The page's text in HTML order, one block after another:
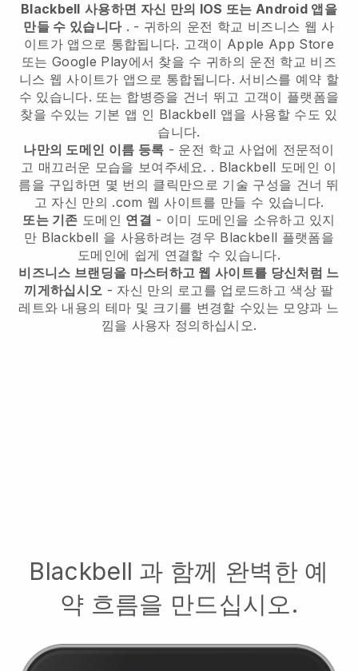
Blackbell 사용하면 자신 만의 IOS 또는 Android 앱을
만들 수 있습니다. - 귀하의 운전 학교 비즈니스 웹 사
이트가 앱으로 통합됩니다. 고객이 Apple App Store
또는 Google Play에서 찾을 수 귀하의 운전 학교 비즈
니스 웹 사이트가 앱으로 통합됩니다. 서비스를 예약 할
수 있습니다. 또는 합병증을 건너 뛰고 고객이 플랫폼을
찾을 수있는 기본 앱 인 Blackbell 앱을 사용할 수도 있
습니다.
나만의 도메인 이름 등록 - 운전 학교 사업에 전문적이
고 매끄러운 모습을 보여주세요. . Blackbell 도메인 이
름을 구입하면 몇 번의 클릭만으로 기술 구성을 건너 뛰
고 자신 만의 .com 웹 사이트를 만들 수 있습니다.
또는 기존 도메인 연결 - 이미 도메인을 소유하고 있지
만 Blackbell 을 사용하려는 경우 Blackbell 플랫폼을
도메인에 쉽게 연결할 수 있습니다.
비즈니스 브랜딩을 마스터하고 웹 사이트를 당신처럼 느
끼게하십시오 - 자신 만의 로고를 업로드하고 색상 팔
레트와 내용의 테마 및 크기를 변경할 수있는 모양과 느
낌을 사용자 정의하십시오.
Blackbell 과 함께 완벽한 예
약 흐름을 만드십시오.